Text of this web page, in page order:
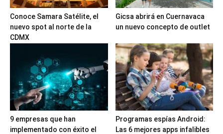
Conoce Samara Satélite, el
nuevo spot al norte de la
CDMX
Gicsa abrirá en Cuernavaca
un nuevo concepto de outlet
9 empresas que han
implementado con éxito el
Programas espías Android:
Las 6 mejores apps infalibles